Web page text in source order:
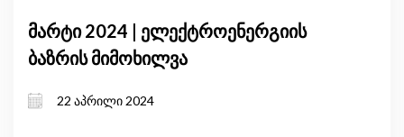
მარტი 2024 | ელექტროენერგიის
ბაზრის მიმოხილვა
22 აპრილი 2024